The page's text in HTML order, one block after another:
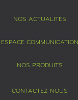
NOS ACTUALITÉS
ESPACE COMMUNICATION
NOS PRODUITS
CONTACTEZ NOUS